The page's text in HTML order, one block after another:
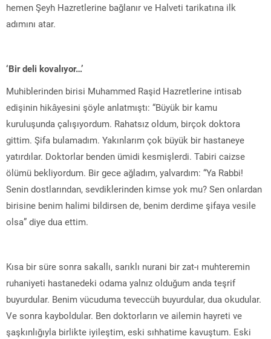
hemen Şeyh Hazretlerine bağlanır ve Halveti tarikatına ilk
adımını atar.
‘Bir deli kovalıyor…’
Muhiblerinden birisi Muhammed Raşid Hazretlerine intisab
edişinin hikâyesini şöyle anlatmıştı: “Büyük bir kamu
kuruluşunda çalışıyordum. Rahatsız oldum, birçok doktora
gittim. Şifa bulamadım. Yakınlarım çok büyük bir hastaneye
yatırdılar. Doktorlar benden ümidi kesmişlerdi. Tabiri caizse
ölümü bekliyordum. Bir gece ağladım, yalvardım: “Ya Rabbi!
Senin dostlarından, sevdiklerinden kimse yok mu? Sen onlardan
birisine benim halimi bildirsen de, benim derdime şifaya vesile
olsa” diye dua ettim.
Kısa bir süre sonra sakallı, sarıklı nurani bir zat-ı muhteremin
ruhaniyeti hastanedeki odama yalnız olduğum anda teşrif
buyurdular. Benim vücuduma teveccüh buyurdular, dua okudular.
Ve sonra kayboldular. Ben doktorların ve ailemin hayreti ve
şaşkınlığıyla birlikte iyileştim, eski sıhhatime kavuştum. Eski